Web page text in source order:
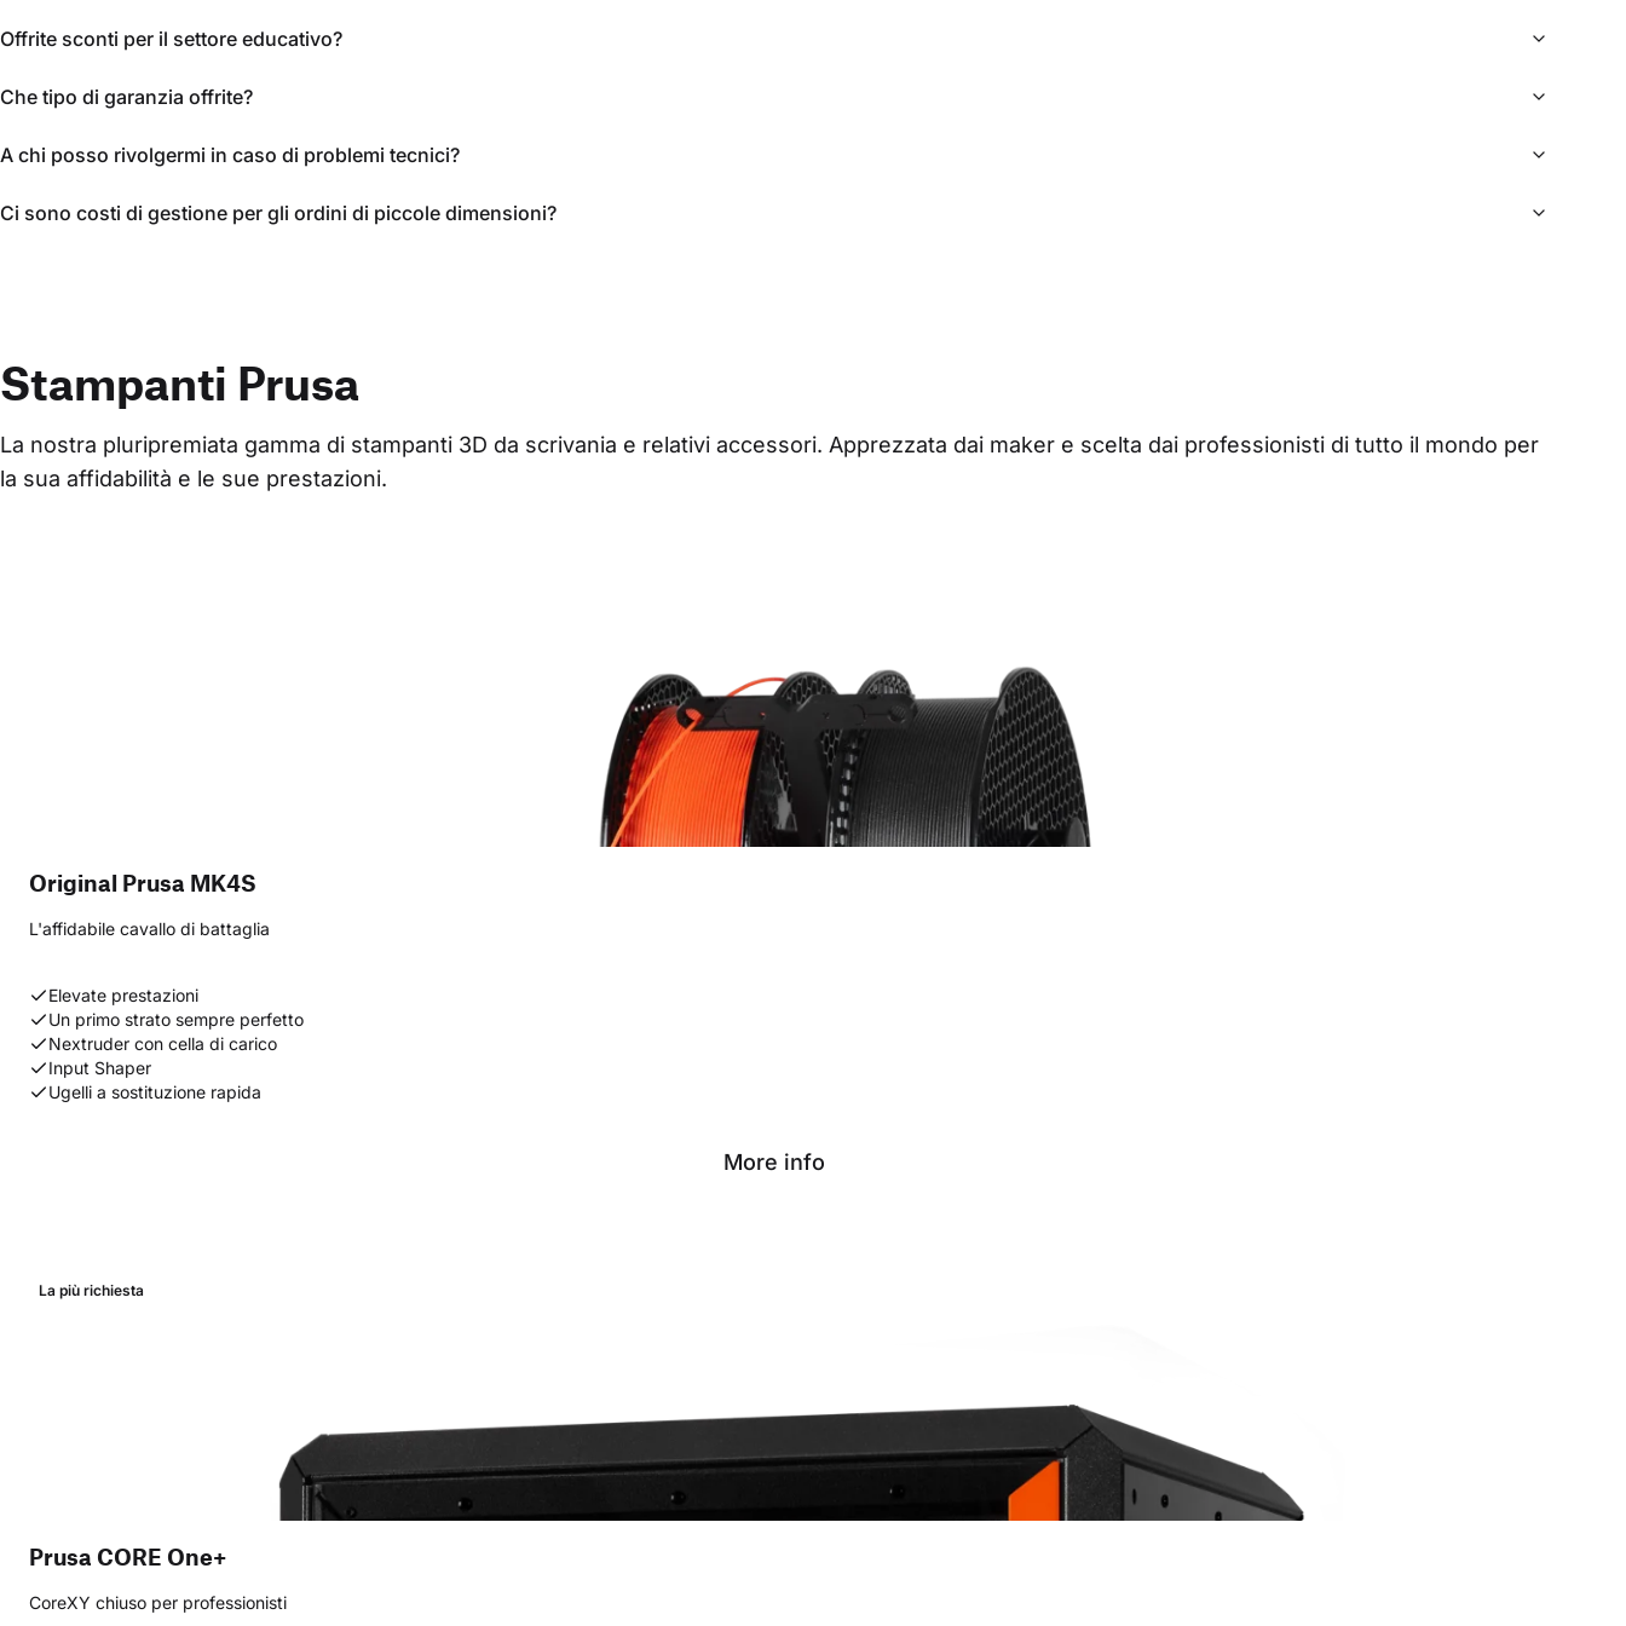
Offrite sconti per il settore educativo?
Che tipo di garanzia offrite?
A chi posso rivolgermi in caso di problemi tecnici?
Ci sono costi di gestione per gli ordini di piccole dimensioni?
Stampanti Prusa
La nostra pluripremiata gamma di stampanti 3D da scrivania e relativi accessori. Apprezzata dai maker e scelta dai professionisti di tutto il mondo per
la sua affidabilità e le sue prestazioni.
Original Prusa MK4S
L'affidabile cavallo di battaglia
Elevate prestazioni
Un primo strato sempre perfetto
Nextruder con cella di carico
Input Shaper
Ugelli a sostituzione rapida
More info
La più richiesta
Prusa CORE One+
CoreXY chiuso per professionisti